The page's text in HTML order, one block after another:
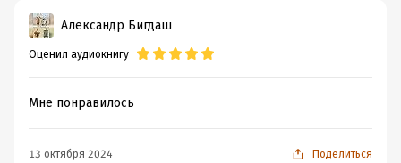
Александр Бигдаш
Оценил аудиокнигу
Мне понравилось
13 октября 2024 Поделиться